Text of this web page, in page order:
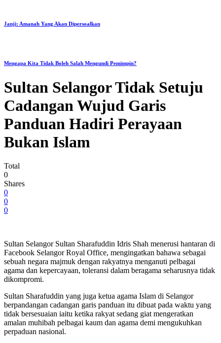
Janji: Amanah Yang Akan Dipersoalkan
Mengapa Kita Tidak Boleh Salah Mengundi Pemimpin?
Sultan Selangor Tidak Setuju
Cadangan Wujud Garis
Panduan Hadiri Perayaan
Bukan Islam
Total
0
Shares
0
0
0
Sultan Selangor Sultan Sharafuddin Idris Shah menerusi hantaran di
Facebook Selangor Royal Office, mengingatkan bahawa sebagai
sebuah negara majmuk dengan rakyatnya menganuti pelbagai
agama dan kepercayaan, toleransi dalam beragama seharusnya tidak
dikompromi.
Sultan Sharafuddin yang juga ketua agama Islam di Selangor
berpandangan cadangan garis panduan itu dibuat pada waktu yang
tidak bersesuaian iaitu ketika rakyat sedang giat mengeratkan
amalan muhibah pelbagai kaum dan agama demi mengukuhkan
perpaduan nasional.